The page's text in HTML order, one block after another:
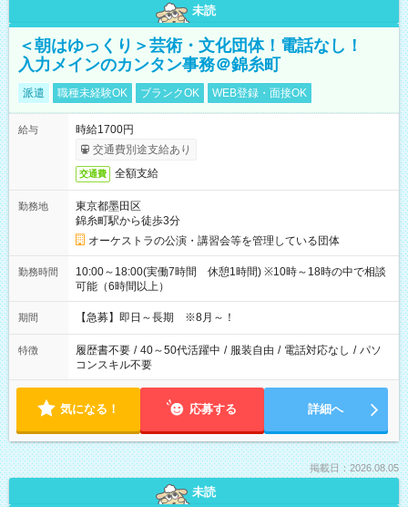
未読
＜朝はゆっくり＞芸術・文化団体！電話なし！
入力メインのカンタン事務＠錦糸町
派遣 職種未経験OK ブランクOK WEB登録・面接OK
給与
時給1700円
交通費別途支給あり
交通費 全額支給
勤務地
東京都墨田区
錦糸町駅から徒歩3分
オーケストラの公演・講習会等を管理している団体
勤務時間
10:00～18:00(実働7時間 休憩1時間) ※10時～18時の中で相談
可能（6時間以上）
期間 【急募】即日～長期 ※8月～！
特徴 履歴書不要 / 40～50代活躍中 / 服装自由 / 電話対応なし / パソ
コンスキル不要
気になる！ 応募する 詳細へ
掲載日：2026.08.05
未読